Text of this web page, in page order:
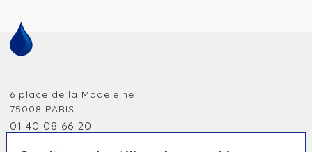
6 place de la Madeleine
75008 PARIS
01 40 08 66 20